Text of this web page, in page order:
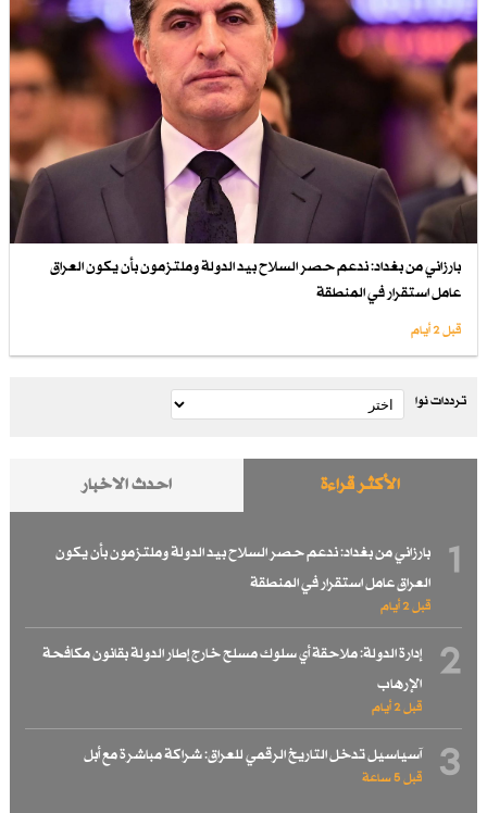
بارزاني من بغداد: ندعم حصر السلاح بيد الدولة وملتزمون بأن يكون العراق
عامل استقرار في المنطقة
قبل 2 أيام
ترددات نوا
الأكثر قراءة احدث الاخبار
1
بارزاني من بغداد: ندعم حصر السلاح بيد الدولة وملتزمون بأن يكون
العراق عامل استقرار في المنطقة
قبل 2 أيام
2
إدارة الدولة: ملاحقة أي سلوك مسلح خارج إطار الدولة بقانون مكافحة
الإرهاب
قبل 2 أيام
3 آسياسيل تدخل التاريخ الرقمي للعراق: شراكة مباشرة مع أبل
قبل 5 ساعة